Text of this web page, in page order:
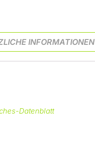
INFORMATIONEN
Datenblatt